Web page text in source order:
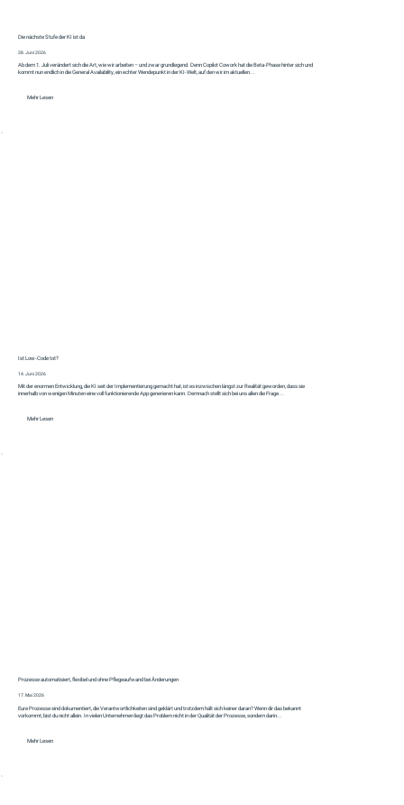
Die nächste Stufe der KI ist da
28. Juni 2026
Ab dem 1. Juli verändert sich die Art, wie wir arbeiten – und zwar grundlegend. Denn Copilot Cowork hat die Beta-Phase hinter sich und
kommt nun endlich in die General Availability, ein echter Wendepunkt in der KI-Welt, auf den wir im aktuellen...
Mehr Lesen
Ist Low-Code tot?
14. Juni 2026
Mit der enormen Entwicklung, die KI seit der Implementierung gemacht hat, ist es inzwischen längst zur Realität geworden, dass sie
innerhalb von wenigen Minuten eine voll funktionierende App generieren kann. Demnach stellt sich bei uns allen die Frage...
Mehr Lesen
Prozesse automatisiert, flexibel und ohne Pflegeaufwand bei Änderungen
17. Mai 2026
Eure Prozesse sind dokumentiert, die Verantwortlichkeiten sind geklärt und trotzdem hält sich keiner daran? Wenn dir das bekannt
vorkommt, bist du nicht allein. In vielen Unternehmen liegt das Problem nicht in der Qualität der Prozesse, sondern darin...
Mehr Lesen